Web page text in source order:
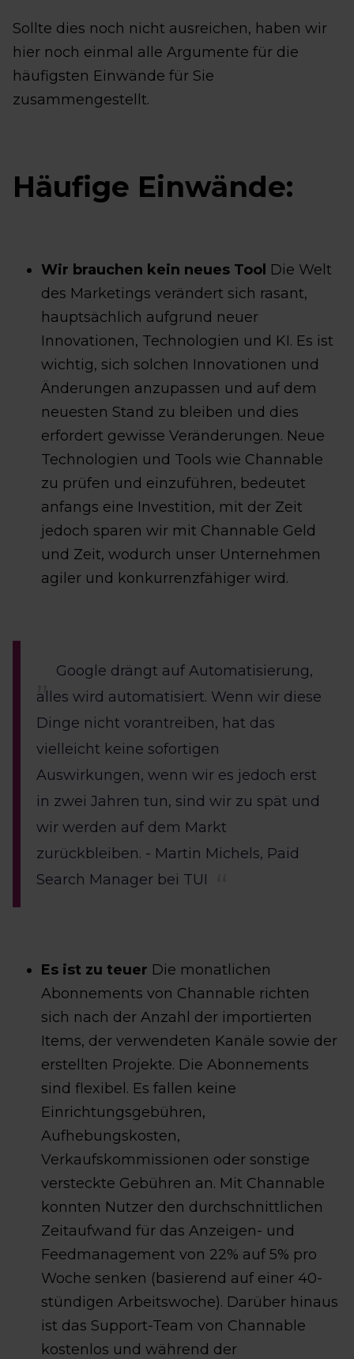
Sollte dies noch nicht ausreichen, haben wir
hier noch einmal alle Argumente für die
häufigsten Einwände für Sie
zusammengestellt.
Häufige Einwände:
Wir brauchen kein neues Tool Die Welt
des Marketings verändert sich rasant,
hauptsächlich aufgrund neuer
Innovationen, Technologien und KI. Es ist
wichtig, sich solchen Innovationen und
Änderungen anzupassen und auf dem
neuesten Stand zu bleiben und dies
erfordert gewisse Veränderungen. Neue
Technologien und Tools wie Channable
zu prüfen und einzuführen, bedeutet
anfangs eine Investition, mit der Zeit
jedoch sparen wir mit Channable Geld
und Zeit, wodurch unser Unternehmen
agiler und konkurrenzfähiger wird.
Google drängt auf Automatisierung,
alles wird automatisiert. Wenn wir diese
Dinge nicht vorantreiben, hat das
vielleicht keine sofortigen
Auswirkungen, wenn wir es jedoch erst
in zwei Jahren tun, sind wir zu spät und
wir werden auf dem Markt
zurückbleiben. - Martin Michels, Paid
Search Manager bei TUI
Es ist zu teuer Die monatlichen
Abonnements von Channable richten
sich nach der Anzahl der importierten
Items, der verwendeten Kanäle sowie der
erstellten Projekte. Die Abonnements
sind flexibel. Es fallen keine
Einrichtungsgebühren,
Aufhebungskosten,
Verkaufskommissionen oder sonstige
versteckte Gebühren an. Mit Channable
konnten Nutzer den durchschnittlichen
Zeitaufwand für das Anzeigen- und
Feedmanagement von 22% auf 5% pro
Woche senken (basierend auf einer 40-
stündigen Arbeitswoche). Darüber hinaus
ist das Support-Team von Channable
kostenlos und während der